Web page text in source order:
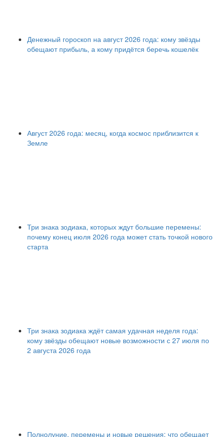
Денежный гороскоп на август 2026 года: кому звёзды
обещают прибыль, а кому придётся беречь кошелёк
Август 2026 года: месяц, когда космос приблизится к
Земле
Три знака зодиака, которых ждут большие перемены:
почему конец июля 2026 года может стать точкой нового
старта
Три знака зодиака ждёт самая удачная неделя года:
кому звёзды обещают новые возможности с 27 июля по
2 августа 2026 года
Полнолуние, перемены и новые решения: что обещает